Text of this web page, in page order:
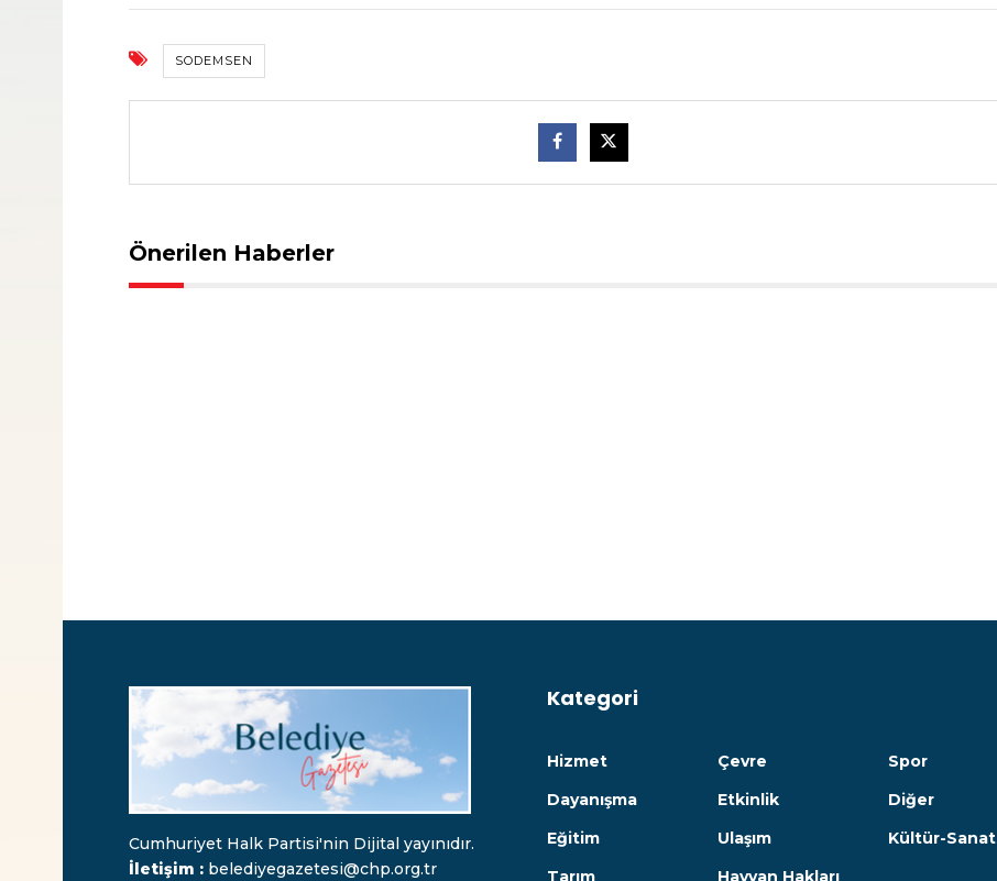
SODEMSEN
Önerilen Haberler
Cumhuriyet Halk Partisi'nin Dijital yayınıdır.
İletişim : belediyegazetesi@chp.org.tr
Kategori
Hizmet
Dayanışma
Eğitim
Tarım
Çevre
Etkinlik
Ulaşım
Hayvan Hakları
Spor
Diğer
Kültür-Sanat